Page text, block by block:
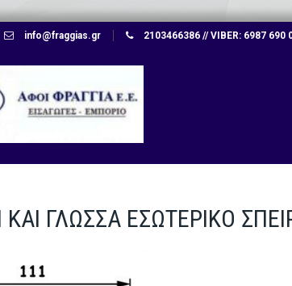
info@fraggias.gr 2103466386 // VIBER: 6987
ΚΑΙ ΓΛΩΣΣΑ ΕΣΩΤΕΡΙΚΟ